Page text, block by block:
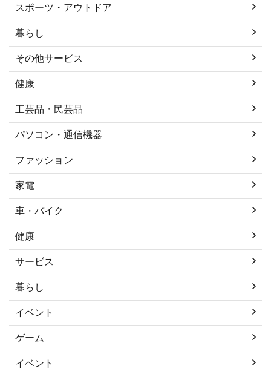
スポーツ・アウトドア
暮らし
その他サービス
健康
工芸品・民芸品
パソコン・通信機器
ファッション
家電
車・バイク
健康
サービス
暮らし
イベント
ゲーム
イベント